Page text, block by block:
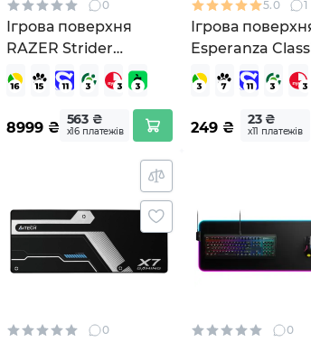
0
Ігрова поверхня
RAZER Strider
Chroma (RZ02-
04490100-R3M1)
8999₴ 563 ₴
х16 платежів
5.0 1
Ігрова
Esperanza
(EGP106K)
249₴ 23 ₴
х11 платежів
0 0